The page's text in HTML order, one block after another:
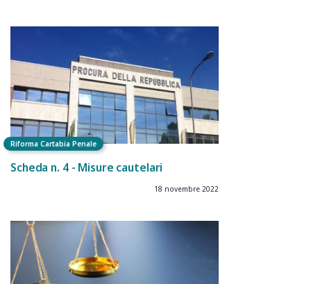
Riforma Cartabia Penale
Scheda n. 4 - Misure cautelari
18 novembre 2022